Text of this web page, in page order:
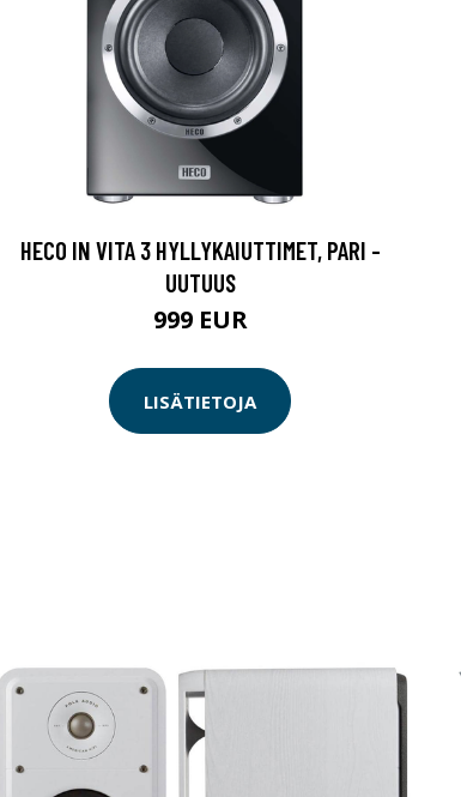
HECO IN VITA 3 HYLLYKAIUTTIMET, PARI -
UUTUUS
999 EUR
LISÄTIETOJA